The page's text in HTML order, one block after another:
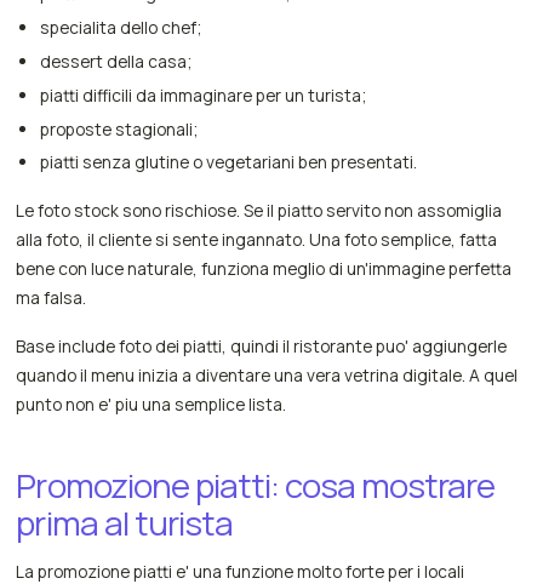
specialita dello chef;
dessert della casa;
piatti difficili da immaginare per un turista;
proposte stagionali;
piatti senza glutine o vegetariani ben presentati.
Le foto stock sono rischiose. Se il piatto servito non assomiglia
alla foto, il cliente si sente ingannato. Una foto semplice, fatta
bene con luce naturale, funziona meglio di un'immagine perfetta
ma falsa.
Base include foto dei piatti, quindi il ristorante puo' aggiungerle
quando il menu inizia a diventare una vera vetrina digitale. A quel
punto non e' piu una semplice lista.
Promozione piatti: cosa mostrare
prima al turista
La promozione piatti e' una funzione molto forte per i locali